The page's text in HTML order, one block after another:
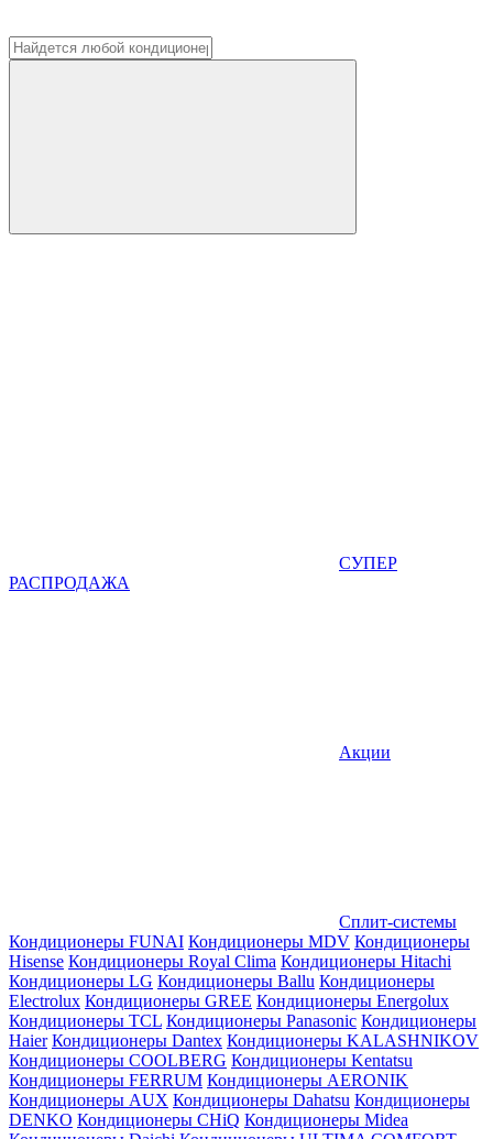
СУПЕР
РАСПРОДАЖА
Акции
Сплит-системы
Кондиционеры FUNAI Кондиционеры MDV Кондиционеры
Hisense Кондиционеры Royal Clima Кондиционеры Hitachi
Кондиционеры LG Кондиционеры Ballu Кондиционеры
Electrolux Кондиционеры GREE Кондиционеры Energolux
Кондиционеры TCL Кондиционеры Panasonic Кондиционеры
Haier Кондиционеры Dantex Кондиционеры KALASHNIKOV
Кондиционеры СOOLBERG Кондиционеры Kentatsu
Кондиционеры FERRUM Кондиционеры AERONIK
Кондиционеры AUX Кондиционеры Dahatsu Кондиционеры
DENKO Кондиционеры CHiQ Кондиционеры Midea